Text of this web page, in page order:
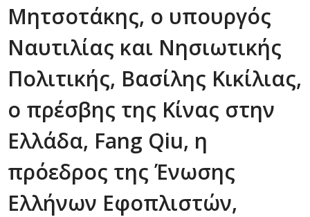
Μητσοτάκης, ο υπουργός
Ναυτιλίας και Νησιωτικής
Πολιτικής, Βασίλης Κικίλιας,
ο πρέσβης της Κίνας στην
Ελλάδα, Fang Qiu, η
πρόεδρος της Ένωσης
Ελλήνων Εφοπλιστών,